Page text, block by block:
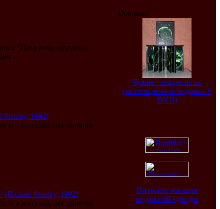
с "Письмами мертвого
...
1992)
его жителей, постепенно
Stanley, 1992)
его жителей, постепенно
Новинки
Чужие : квадралогия
(коллекционное издание 9
DVD)
Интернет магазин
недорогой одежды